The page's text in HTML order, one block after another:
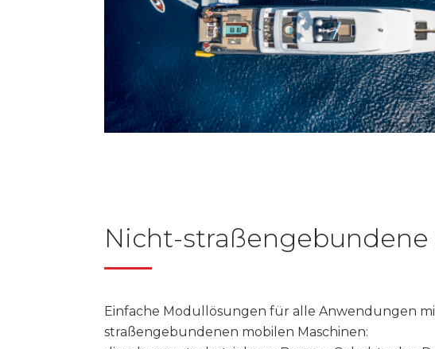
Nicht-
Einfache Modullösungen für alle Anwendungen
straßengebundenen mobilen Maschinen: